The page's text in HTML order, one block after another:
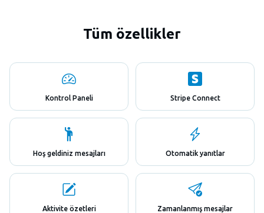
Tüm özellikler
Kontrol Paneli Stripe Connect
Hoş geldiniz mesajları Otomatik yanıtlar
Aktivite özetleri Zamanlanmış mesajlar